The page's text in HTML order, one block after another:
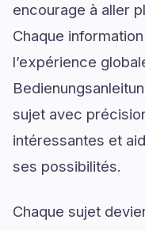
encourage à aller
Chaque
l’expérience
sujet avec
intéressantes et
ses possibilités.
Chaque sujet